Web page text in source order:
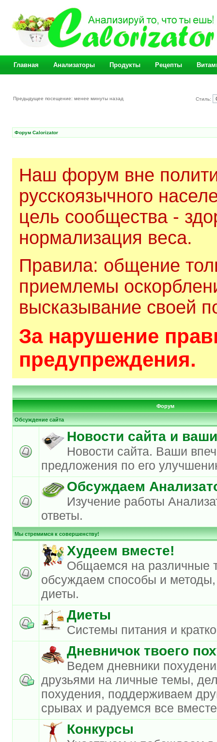
Главная Анализаторы Продукты Рецепты
Предыдущее посещение: менее минуты назад Стиль:
Форум Calorizator
Наш форум вне
русскоязычного
цель сообщества -
нормализация веса.
Правила: общение
приемлемы
высказывание своей
За нарушение
предупреждения.
Форум
Обсуждение сайта
Новости сайта и
Новости сайта. Ваши
предложения по его
Обсуждаем
Изучение работы
ответы.
Мы стремимся к совершенству!
Худеем вместе!
Общаемся на различные
обсуждаем способы и
диеты.
Диеты
Системы питания и
Дневничок твоего
Ведем дневники
друзьями на личные темы,
похудения, поддерживаем
срывах и радуемся все
Конкурсы